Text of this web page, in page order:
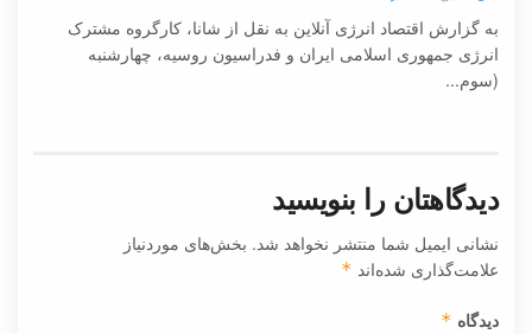
به گزارش اقتصاد انرژی آنلاین به نقل از شانا، کارگروه مشترک
انرژی جمهوری اسلامی ایران و فدراسیون روسیه، چهارشنبه
(سوم...
دیدگاهتان را بنویسید
نشانی ایمیل شما منتشر نخواهد شد. بخش‌های موردنیاز
علامت‌گذاری شده‌اند *
دیدگاه *